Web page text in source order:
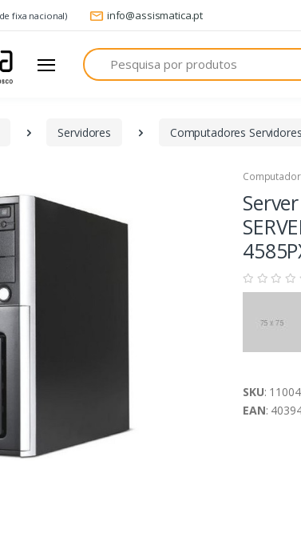
fixa nacional) info@assismatica.pt
Pesquisa
Servidores Computadores Servidores
SKU:
EAN: